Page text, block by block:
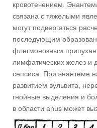
кровотечением.
связана с тяжелыми
могут подвергаться
последующим
флегмонозным
лимфатических желез и
сепсиса. При энантеме
развитием вульвита,
гнойные выделения и
в области anus может